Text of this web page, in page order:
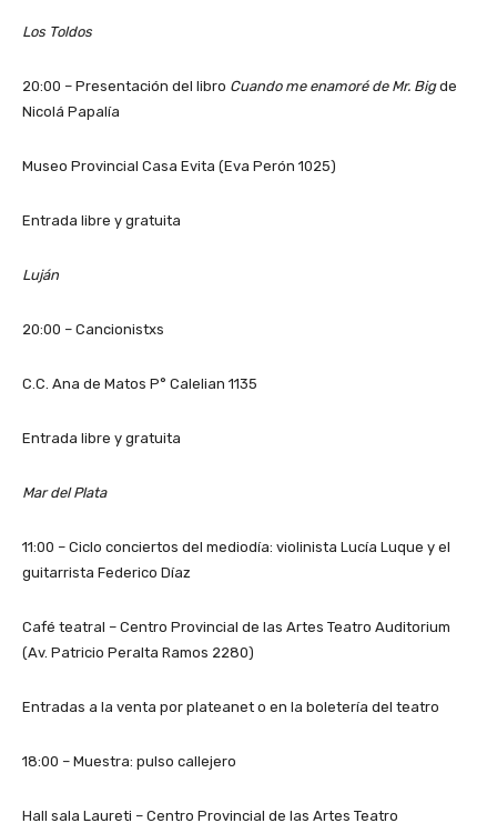
Los Toldos
20:00 – Presentación del libro Cuando me enamoré de Mr. Bigde
Nicolá Papalía
Museo Provincial Casa Evita (Eva Perón 1025)
Entrada libre y gratuita
Luján
20:00 – Cancionistxs
C.C. Ana de Matos P° Calelian 1135
Entrada libre y gratuita
Mar del Plata
11:00 – Ciclo conciertos del mediodía: violinista Lucía Luque y el
guitarrista Federico Díaz
Café teatral – Centro Provincial de las Artes Teatro Auditorium
(Av. Patricio Peralta Ramos 2280)
Entradas a la venta por plateanet o en la boletería del teatro
18:00 – Muestra: pulso callejero
Hall sala Laureti – Centro Provincial de las Artes Teatro